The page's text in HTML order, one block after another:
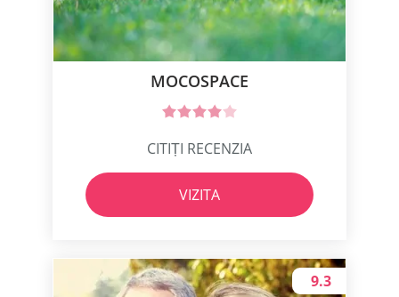
MOCOSPACE
CITIȚI RECENZIA
VIZITA
9.3